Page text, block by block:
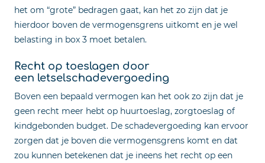
het om “grote” bedragen gaat, kan het zo zijn dat je
hierdoor boven de vermogensgrens uitkomt en je wel
belasting in box 3 moet betalen.
Recht op toeslagen door
een letselschadevergoeding
Boven een bepaald vermogen kan het ook zo zijn dat je
geen recht meer hebt op huurtoeslag, zorgtoeslag of
kindgebonden budget. De schadevergoeding kan ervoor
zorgen dat je boven die vermogensgrens komt en dat
zou kunnen betekenen dat je ineens het recht op een